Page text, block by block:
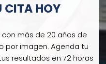
CITA HOY
con más de 20 años de
por imagen. Agenda tu
resultados en 72 horas